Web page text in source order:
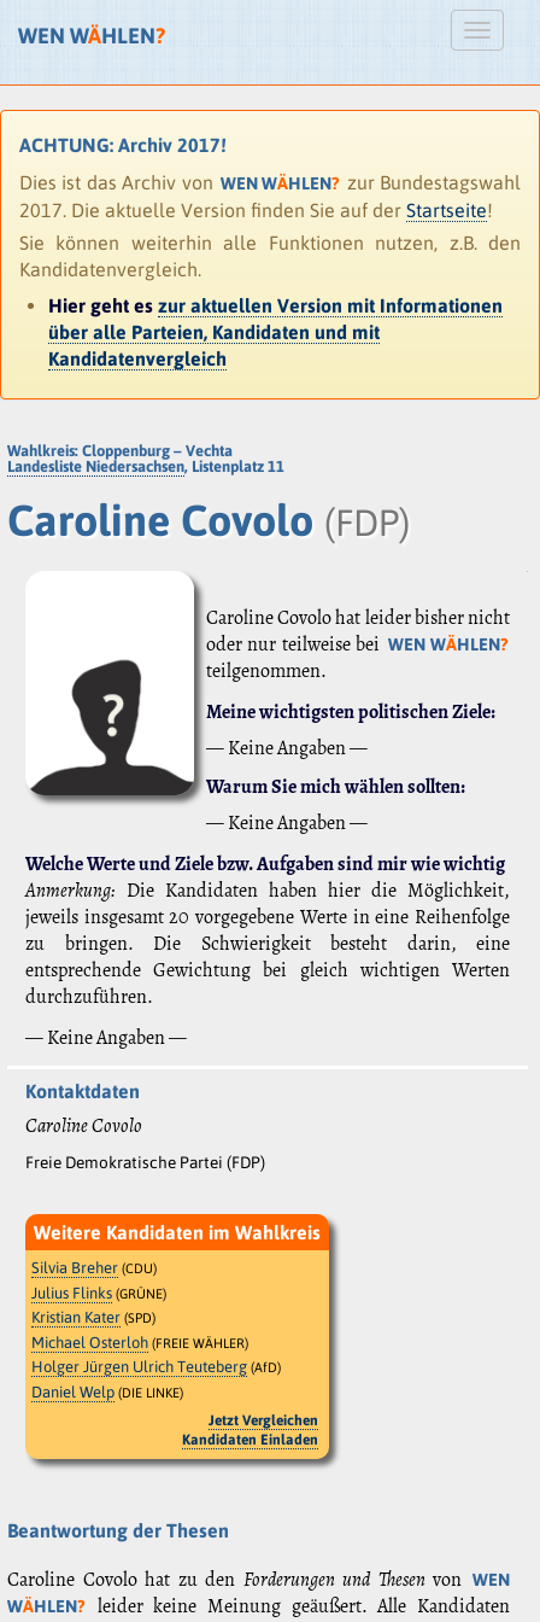
WEN WÄHLEN?
ACHTUNG: Archiv 2017!
Dies ist das Archiv von WEN WÄHLEN? zur Bundestagswahl
2017. Die aktuelle Version finden Sie auf der Startseite!
Sie können weiterhin alle Funktionen nutzen, z.B. den
Kandidatenvergleich.
Hier geht es zur aktuellen Version mit Informationen
über alle Parteien, Kandidaten und mit
Kandidatenvergleich
Wahlkreis: Cloppenburg – Vechta
Landesliste Niedersachsen, Listenplatz 11
Caroline Covolo (FDP)
Caroline Covolo hat leider bisher nicht
oder nur teilweise bei WEN WÄHLEN?
teilgenommen.
Meine wichtigsten politischen Ziele:
— Keine Angaben —
Warum Sie mich wählen sollten:
— Keine Angaben —
Welche Werte und Ziele bzw. Aufgaben sind mir wie wichtig
Anmerkung: Die Kandidaten haben hier die Möglichkeit,
jeweils insgesamt 20 vorgegebene Werte in eine Reihenfolge
zu bringen. Die Schwierigkeit besteht darin, eine
entsprechende Gewichtung bei gleich wichtigen Werten
durchzuführen.
— Keine Angaben —
Kontaktdaten
Caroline Covolo
Freie Demokratische Partei (FDP)
Weitere Kandidaten im Wahlkreis
Silvia Breher (CDU)
Julius Flinks (GRÜNE)
Kristian Kater (SPD)
Michael Osterloh (FREIE WÄHLER)
Holger Jürgen Ulrich Teuteberg (AfD)
Daniel Welp (DIE LINKE)
Jetzt Vergleichen
Kandidaten Einladen
Beantwortung der Thesen
Caroline Covolo hat zu den Forderungen und Thesenvon WEN
WÄHLEN?
leider keine Meinung geäußert. Alle Kandidaten